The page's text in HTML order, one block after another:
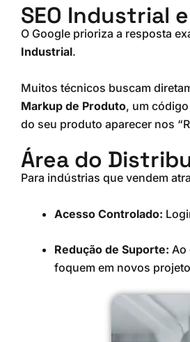
SEO Industrial
O Google prioriza a resposta
Industrial.
Muitos técnicos buscam
Markup de Produto, um
do seu produto aparecer nos
Área do
Para indústrias que vendem
Acesso Controlado:
Redução de Suporte: Ao
foquem em novos